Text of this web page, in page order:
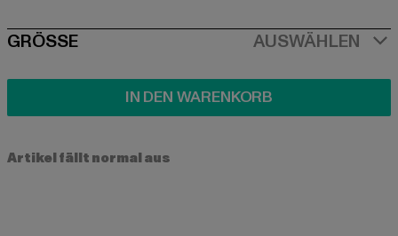
SIZE
GRÖSSE AUSWÄHLEN
IN DEN WARENKORB
Artikel fällt normal aus